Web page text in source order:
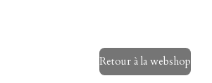
Retour à la webshop